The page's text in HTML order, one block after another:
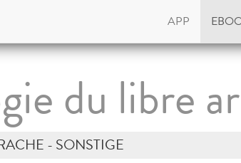
APP
du libre
- SONSTIGE